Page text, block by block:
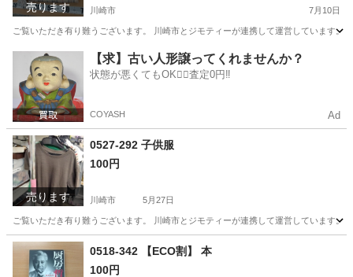
売ります 川崎市 7月10日
ご覧いただき有り難うございます。 川崎市とジモティーが連携して運営していま
神奈川 季節、空調家電 リユース
【求】古い人形譲ってくれませんか？
状態が悪くてもOK🙆‍♀️査定0円‼️
COYASH Ad
売ります
0527-292 子供服
100円
川崎市 5月27日
ご覧いただき有り難うございます。 川崎市とジモティーが連携して運営していま
神奈川 川崎市 キッズ用品 リユース
0518-342 【ECO割】 本
100円